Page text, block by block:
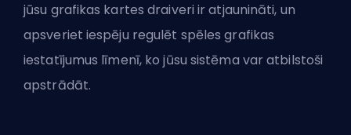
jūsu grafikas kartes draiveri ir atjaunināti, un
apsveriet iespēju regulēt spēles grafikas
iestatījumus līmenī, ko jūsu sistēma var atbilstoši
apstrādāt.